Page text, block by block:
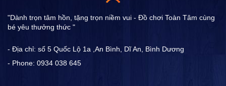
"Dành trọn tâm hồn, tặng trọn niềm vui - Đồ chơi Toàn Tâm cùng
bé yêu thưởng thức "
- Địa chỉ: số 5 Quốc Lộ 1a ,An Bình, Dĩ An, Bình Dương
- Phone: 0934 038 645